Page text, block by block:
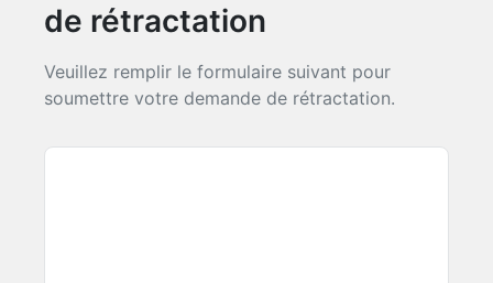
de rétractation
Veuillez remplir le formulaire suivant pour
soumettre votre demande de rétractation.